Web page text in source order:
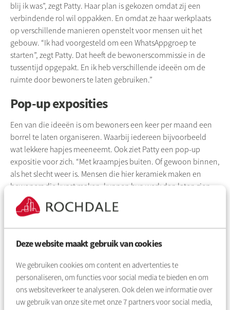
Deze website maakt gebruik van cookies
We gebruiken cookies om content en advertenties te
personaliseren, om functies voor social media te bieden en om
ons websiteverkeer te analyseren. Ook delen we informatie over
uw gebruik van onze site met onze7 partners voor social media,
blij ik was”, zegt Patty. Haar plan is gekozen omdat zij een
verbindende rol wil oppakken. En omdat ze haar werkplaats
op verschillende manieren openstelt voor mensen uit het
gebouw. “Ik had voorgesteld om een WhatsAppgroep te
starten”, zegt Patty. Dat heeft de bewonerscommissie in de
tussentijd opgepakt. En ik heb verschillende ideeën om de
ruimte door bewoners te laten gebruiken.”
Pop-up exposities
Een van die ideeën is om bewoners een keer per maand een
borrel te laten organiseren. Waarbij iedereen bijvoorbeeld
wat lekkere hapjes meeneemt. Ook ziet Patty een pop-up
expositie voor zich. “Met kraampjes buiten. Of gewoon binnen,
als het slecht weer is. Mensen die hier keramiek maken en
bewoners die kunst maken, kunnen hun werk dan laten zien
en verkopen.”
Open Studio
Patty gebruikt haar werkplaats namelijk niet alleen voor
Op een draaischijf of alleen met de handen. Daarnaast kunnen
mensen die al ervaring hebben met keramiek terecht bij de
Open Studio. “Met een lidmaatschap kunnen zij hier oefenen
en meer ervaring opdoen”, zegt Patty. “Ze kunnen dan